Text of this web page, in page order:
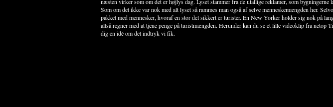
Som om det ikke var nok med alt lyset så rammes man også af selve menneskemængden her.
pakket med mennesker, hvoraf en stor del sikkert er turister. En New Yorker holder sig nok på
altså regner med at tjene penge på turistmængden. Herunder kan du se et lille videoklip fra netop
dig en idé om det indtryk vi fik.